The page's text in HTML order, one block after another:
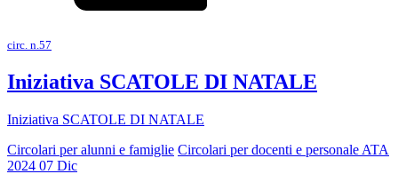
circ. n.57
Iniziativa SCATOLE DI NATALE
Iniziativa SCATOLE DI NATALE
Circolari per alunni e famiglie Circolari per docenti e personale ATA
2024 07 Dic